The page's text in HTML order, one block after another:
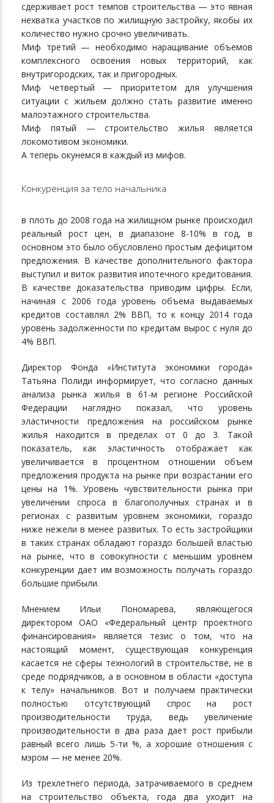
сдерживает рост темпов строительства — это явная
нехватка участков по жилищную застройку, якобы их
количество нужно срочно увеличивать.
Миф третий — необходимо наращивание объемов
комплексного освоения новых территорий, как
внутригородских, так и пригородных.
Миф четвертый — приоритетом для улучшения
ситуации с жильем должно стать развитие именно
малоэтажного строительства.
Миф пятый — строительство жилья является
локомотивом экономики.
А теперь окунемся в каждый из мифов.
Конкуренция за тело начальника
в плоть до 2008 года на жилищном рынке происходил
реальный рост цен, в диапазоне 8-10% в год, в
основном это было обусловлено простым дефицитом
предложения. В качестве дополнительного фактора
выступил и виток развития ипотечного кредитования.
В качестве доказательства приводим цифры. Если,
начиная с 2006 года уровень объема выдаваемых
кредитов составлял 2% ВВП, то к концу 2014 года
уровень задолженности по кредитам вырос с нуля до
4% ВВП.
Директор Фонда «Института экономики города»
Татьяна Полиди информирует, что согласно данных
анализа рынка жилья в 61-м регионе Российской
Федерации наглядно показал, что уровень
эластичности предложения на российском рынке
жилья находится в пределах от 0 до 3. Такой
показатель, как эластичность отображает как
увеличивается в процентном отношении объем
предложения продукта на рынке при возрастании его
цены на 1%. Уровень чувствительности рынка при
увеличении спроса в благополучных странах и в
регионах с развитым уровнем экономики, гораздо
ниже нежели в менее развитых. То есть застройщики
в таких странах обладают гораздо большей властью
на рынке, что в совокупности с меньшим уровнем
конкуренции дает им возможность получать гораздо
большие прибыли.
Мнением Ильи Пономарева, являющегося
директором ОАО «Федеральный центр проектного
финансирования» является тезис о том, что на
настоящий момент, существующая конкуренция
касается не сферы технологий в строительстве, не в
среде подрядчиков, а в основном в области «доступа
к телу» начальников. Вот и получаем практически
полностью отсутствующий спрос на рост
производительности труда, ведь увеличение
производительности в два раза дает рост прибыли
равный всего лишь 5-ти %, а хорошие отношения с
мэром — не менее 20%.
Из трехлетнего периода, затрачиваемого в среднем
на строительство объекта, года два уходит на